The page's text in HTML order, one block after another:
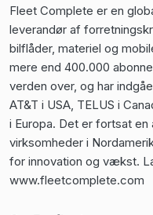
Fleet Complete er en
leverandør af
bilflåder, materiel og
mere end 400.000
verden over, og har
AT&T i USA, TELUS i
i Europa. Det er fortsat
virksomheder i
for innovation og vækst.
www.fleetcomplete.com